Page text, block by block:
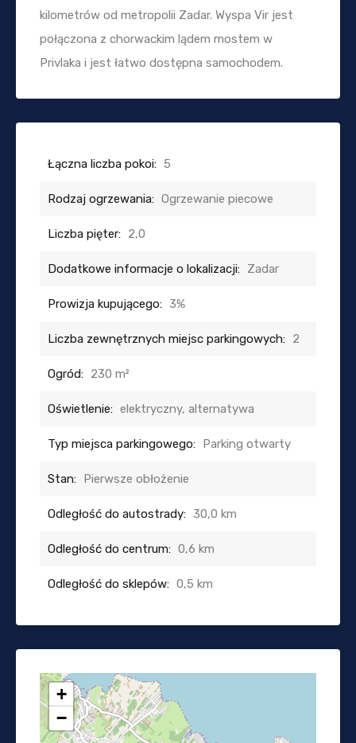
kilometrów od metropolii Zadar. Wyspa Vir jest
połączona z chorwackim lądem mostem w
Privlaka i jest łatwo dostępna samochodem.
Łączna liczba pokoi: 5
Rodzaj ogrzewania: Ogrzewanie piecowe
Liczba pięter: 2,0
Dodatkowe informacje o lokalizacji: Zadar
Prowizja kupującego: 3%
Liczba zewnętrznych miejsc parkingowych: 2
Ogród: 230 m²
Oświetlenie: elektryczny, alternatywa
Typ miejsca parkingowego: Parking otwarty
Stan: Pierwsze obłożenie
Odległość do autostrady: 30,0 km
Odległość do centrum: 0,6 km
Odległość do sklepów: 0,5 km
+
−